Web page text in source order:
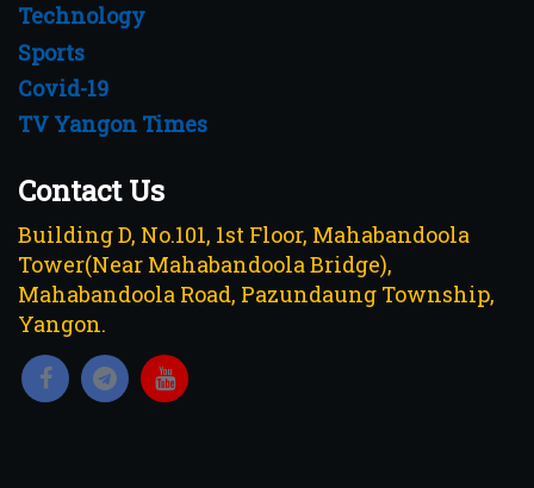
Technology
Sports
Covid-19
TV Yangon Times
Contact Us
Building D, No.101, 1st Floor, Mahabandoola
Tower(Near Mahabandoola Bridge),
Mahabandoola Road, Pazundaung Township,
Yangon.